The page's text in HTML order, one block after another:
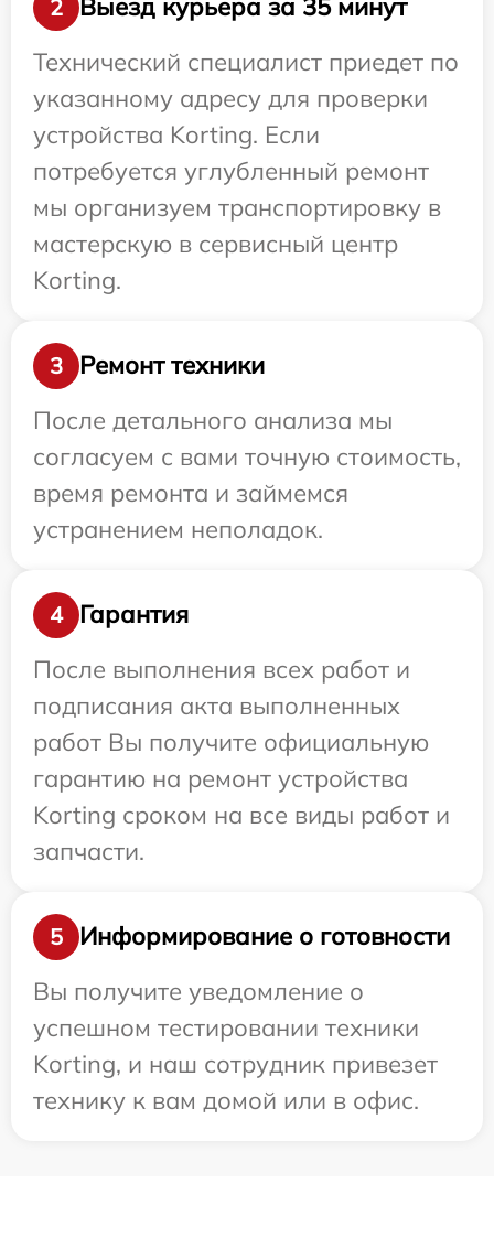
2
Выезд курьера за 35 минут
Технический специалист приедет по
указанному адресу для проверки
устройства Korting. Если
потребуется углубленный ремонт
мы организуем транспортировку в
мастерскую в сервисный центр
Korting.
3
Ремонт техники
После детального анализа мы
согласуем с вами точную стоимость,
время ремонта и займемся
устранением неполадок.
4
Гарантия
После выполнения всех работ и
подписания акта выполненных
работ Вы получите официальную
гарантию на ремонт устройства
Korting сроком на все виды работ и
запчасти.
5
Информирование о готовности
Вы получите уведомление о
успешном тестировании техники
Korting, и наш сотрудник привезет
технику к вам домой или в офис.